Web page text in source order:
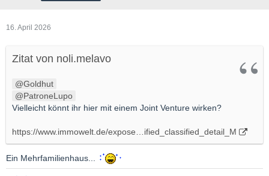
16. April 2026
Zitat von noli.melavo
Goldhut
PatroneLupo
Vielleicht könnt ihr hier mit einem Joint Venture wirken?
https://www.immowelt.de/expose…ified_classified_detail_M
Ein Mehrfamilienhaus...